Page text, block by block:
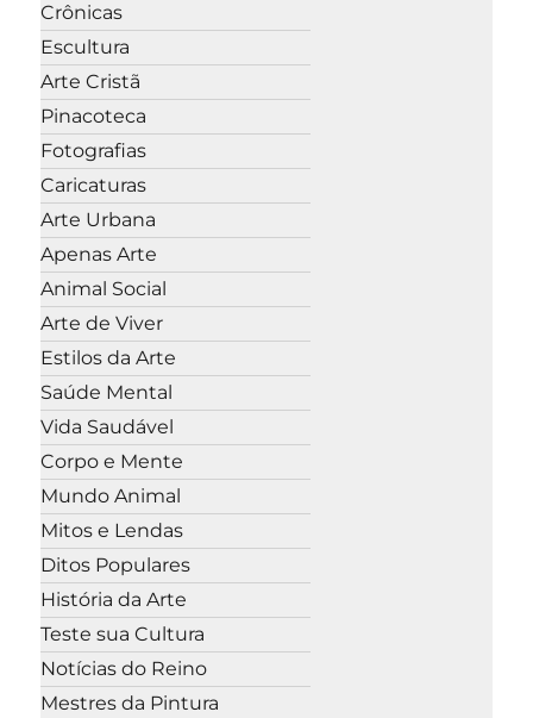
Crônicas
Escultura
Arte Cristã
Pinacoteca
Fotografias
Caricaturas
Arte Urbana
Apenas Arte
Animal Social
Arte de Viver
Estilos da Arte
Saúde Mental
Vida Saudável
Corpo e Mente
Mundo Animal
Mitos e Lendas
Ditos Populares
História da Arte
Teste sua Cultura
Notícias do Reino
Mestres da Pintura